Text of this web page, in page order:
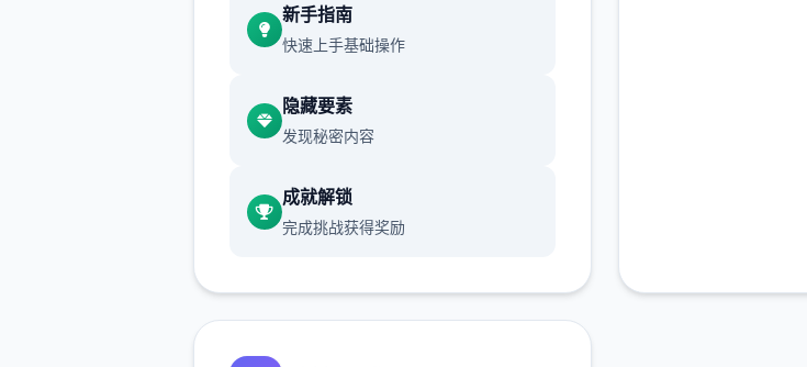
里的世界观之类的都非常优秀，
作者做了很多分支，比如某个角色
可能一段剧情会有六七种不同的平
新手指南
快速上手基础操作
隐藏要素
发现秘密内容
成就解锁
完成挑战获得奖励